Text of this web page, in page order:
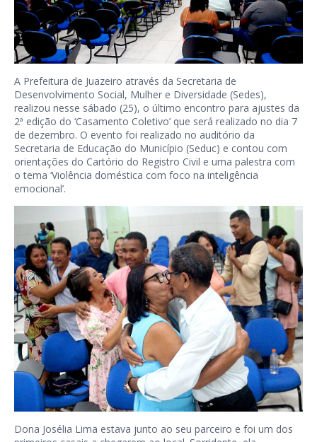
A Prefeitura de Juazeiro através da Secretaria de
Desenvolvimento Social, Mulher e Diversidade (Sedes),
realizou nesse sábado (25), o último encontro para ajustes da
2ª edição do ‘Casamento Coletivo’ que será realizado no dia 7
de dezembro. O evento foi realizado no auditório da
Secretaria de Educação do Município (Seduc) e contou com
orientações do Cartório do Registro Civil e uma palestra com
o tema ‘Violência doméstica com foco na inteligência
emocional’.
Dona Josélia Lima estava junto ao seu parceiro e foi um dos